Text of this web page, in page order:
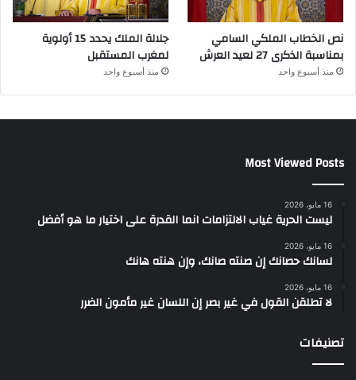
نص الخطاب الملكي السامي
بمناسبة الذكرى 27 لعيد العرش
منذ أسبوع واحد
جلالة الملك يحدد 15 أولوية
لمغرب المستقبل
منذ أسبوع واحد
Most Viewed Posts
16 مايو، 2026
ليست الحرية غياب الالتزامات انما القدرة على اختيار ما هو أفضل
16 مايو، 2026
لسانك حصانك إن صنته صانك، وإن هنته هانك
16 مايو، 2026
لا تطلقن القول في غير بصر إن اللسان غير مأمون الضرر
تصنيفات